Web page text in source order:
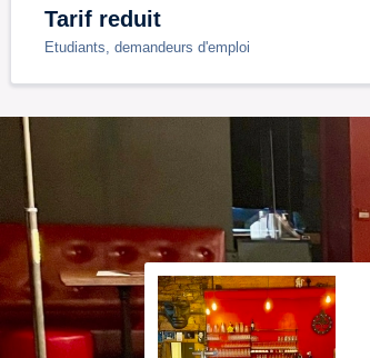
Tarif reduit
Etudiants, demandeurs d'emploi